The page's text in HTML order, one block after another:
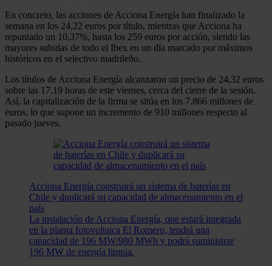
En concreto, las acciones de Acciona Energía han finalizado la
semana en los 24,22 euros por título, mientras que Acciona ha
repuntado un 10,37%, hasta los 259 euros por acción, siendo las
mayores subidas de todo el Ibex en un día marcado por máximos
históricos en el selectivo madrileño.
Los títulos de Acciona Energía alcanzaron un precio de 24,32 euros
sobre las 17.19 horas de este viernes, cerca del cierre de la sesión.
Así, la capitalización de la firma se sitúa en los 7.866 millones de
euros, lo que supone un incremento de 910 millones respecto al
pasado jueves.
Acciona Energía construirá un sistema de baterías en
Chile y duplicará su capacidad de almacenamiento en el
país
La instalación de Acciona Energía, que estará integrada
en la planta fotovoltaica El Romero, tendrá una
capacidad de 196 MW/980 MWh y podrá suministrar
196 MW de energía limpia.